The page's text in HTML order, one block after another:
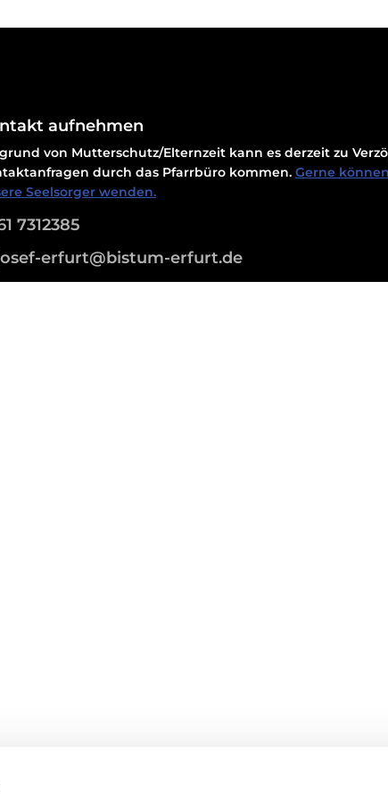
aufnehmen
von Mutterschutz/Elternzeit kann es derzeit zu
durch das Pfarrbüro kommen. Gerne
Seelsorger wenden.
7312385
erfurt@bistum-erfurt.de